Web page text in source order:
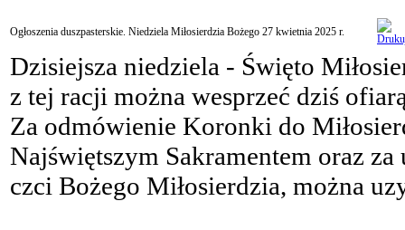
Ogłoszenia duszpasterskie. Niedziela Miłosierdzia Bożego 27 kwietnia 2025 r.
Dzisiejsza niedziela - Święto
z tej racji można wesprzeć dziś
Za odmówienie Koronki do
Najświętszym Sakramentem oraz
czci Bożego Miłosierdzia, można